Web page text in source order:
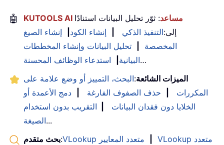
🤖 KUTOOLS AI مساعد: ثوّر تحليل البيانات استنادًا
إلى:التنفيذ الذكي إنشاء الكود
إنشاء الصيغ
المخصصة
تحليل البيانات وإنشاء المخططات
البيانية
استدعاء الوظائف المحسنة
…
الميزات الشائعة:البحث، التمييز أو وضع علامة على
المكررات
حذف الصفوف الفارغة
دمج الأعمدة أو
الخلايا دون فقدان البيانات
التقريب بدون استخدام
الصيغة...
بحث متقدم: VLookup متعدد المعايير
VLookup متعدد